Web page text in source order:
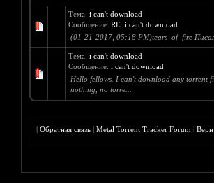
Тема: i can't download
Сообщение: RE: i can't download
(01-21-2017, 05:18 PM)tears_of_fire
Тема: i can't download
Сообщение: i can't download
Hello fellows. I can't download any torrent
nothing, no torre...
|Обратная связь |Metal Torrent Tracker Forum |